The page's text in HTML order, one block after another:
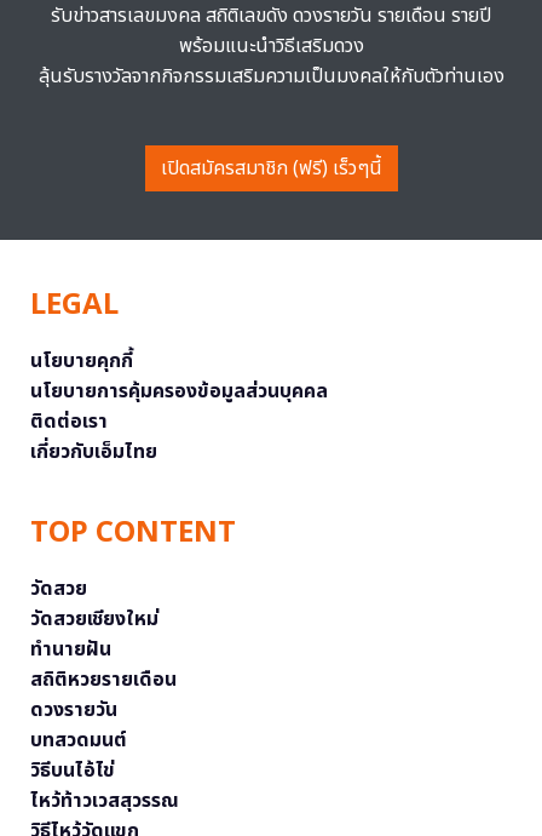
รับข่าวสารเลขมงคล สถิติเลขดัง ดวงรายวัน รายเดือน รายปี
พร้อมแนะนำวิธีเสริมดวง
ลุ้นรับรางวัลจากกิจกรรมเสริมความเป็นมงคลให้กับตัวท่านเอง
เปิดสมัครสมาชิก (ฟรี) เร็วๆนี้
LEGAL
นโยบายคุกกี้
นโยบายการคุ้มครองข้อมูลส่วนบุคคล
ติดต่อเรา
เกี่ยวกับเอ็มไทย
TOP CONTENT
วัดสวย
วัดสวยเชียงใหม่
ทำนายฝัน
สถิติหวยรายเดือน
ดวงรายวัน
บทสวดมนต์
วิธีบนไอ้ไข่
ไหว้ท้าวเวสสุวรรณ